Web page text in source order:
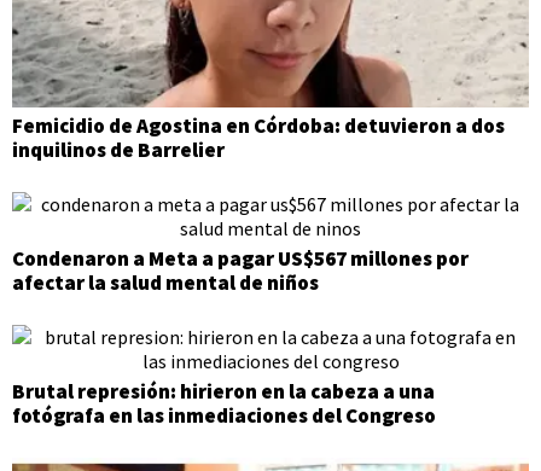
Femicidio de Agostina en Córdoba: detuvieron a dos
inquilinos de Barrelier
Condenaron a Meta a pagar US$567 millones por
afectar la salud mental de niños
Brutal represión: hirieron en la cabeza a una
fotógrafa en las inmediaciones del Congreso